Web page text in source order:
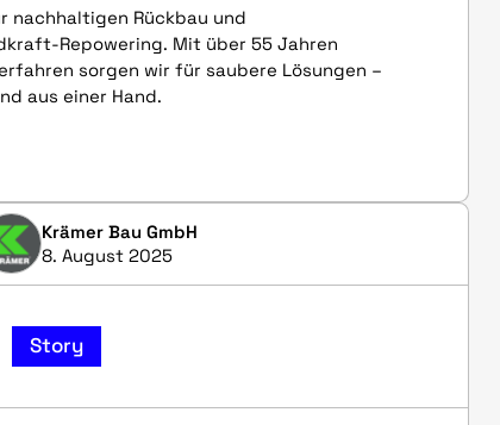
nachhaltigen Rückbau und
Repowering. Mit über 55 Jahren
sorgen wir für saubere Lösungen –
aus einer Hand.
Krämer Bau GmbH
8. August 2025
Story